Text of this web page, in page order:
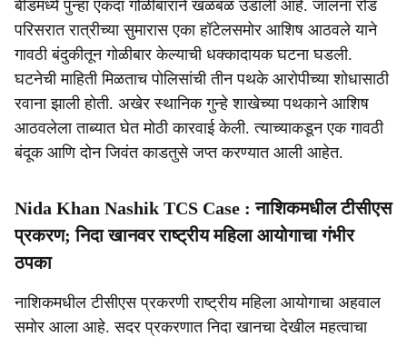
बीडमध्ये पुन्हा एकदा गोळीबाराने खळबळ उडाली आहे. जालना रोड
परिसरात रात्रीच्या सुमारास एका हॉटेलसमोर आशिष आठवले याने
गावठी बंदुकीतून गोळीबार केल्याची धक्कादायक घटना घडली.
घटनेची माहिती मिळताच पोलिसांची तीन पथके आरोपीच्या शोधासाठी
रवाना झाली होती. अखेर स्थानिक गुन्हे शाखेच्या पथकाने आशिष
आठवलेला ताब्यात घेत मोठी कारवाई केली. त्याच्याकडून एक गावठी
बंदूक आणि दोन जिवंत काडतुसे जप्त करण्यात आली आहेत.
Nida Khan Nashik TCS Case : नाशिकमधील टीसीएस
प्रकरण; निदा खानवर राष्ट्रीय महिला आयोगाचा गंभीर
ठपका
नाशिकमधील टीसीएस प्रकरणी राष्ट्रीय महिला आयोगाचा अहवाल
समोर आला आहे. सदर प्रकरणात निदा खानचा देखील महत्वाचा